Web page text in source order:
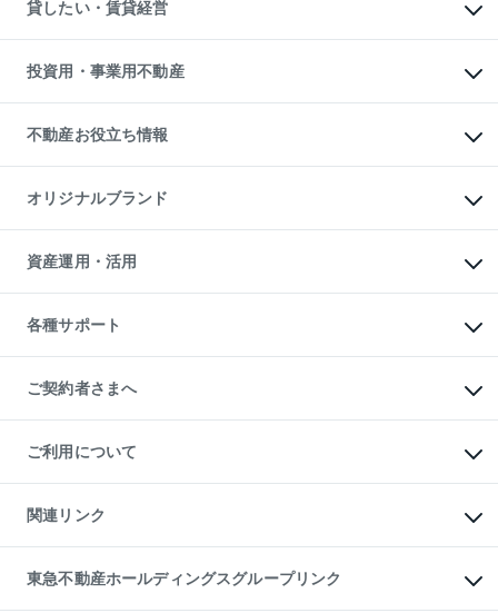
購入ガイド
English 繁体中文簡体中文
不動産査定について
不動産売却の流れ
不動産買換えの流れ
売却ガイド
借りるときの流れ
借りるガイド
貸したい・賃貸経営
マンション賃料データ
賃貸管理プラン
リロケーションについて
貸すガイド
投資用・事業用不動産
事業用不動産
マンション投資
投資用マンション
アパート経営
収益物件
ビル購入（ビル一棟）
投資用不動産の売却査定
事業用不動産の売却査定
不動産お役立ち情報
マンションライブラリー
人気マンションランキング
暮らしに役立つ不動産メディア
不動産相場・不動産価格情報
不動産コラム・ニュース
不動産用語集
不動産なんでもネット相談室
住まいの税金
オリジナルブランド
一棟リノベーションマンション
L`GENTE（ルジェンテ）
区分リノベーションマンション
投資用一棟レジデンスWELL
不動産小口投資
LEGACIA（レガシア）
資産運用・活用
不動産M&A
アセットマネジメント・出資
各種サポート
相続サポート
リフォームサポート
ご契約者さまへ
ご紹介・再契約特典
入居者様専用-各種ご案内（賃貸）
東急こすもす会「こすもすWeb」
ご利用について
金融商品取引について
東急リバブル ソーシャルメディアポリシー
ご意見・お問い合わせ（金融商品取引専用の相談・お問い合わせ窓口）
ダイレクトメール（郵送物）・Eメールなどの送付停止について
関連リンク
これからご結婚される方に東急百貨店のブライダルクラブ
人材サービスのご用命は 東急リバブルスタッフ株式会社まで
東北の逸品を贈ります 東北すぐれものセレクション
東急不動産ホールディングスグループリンク